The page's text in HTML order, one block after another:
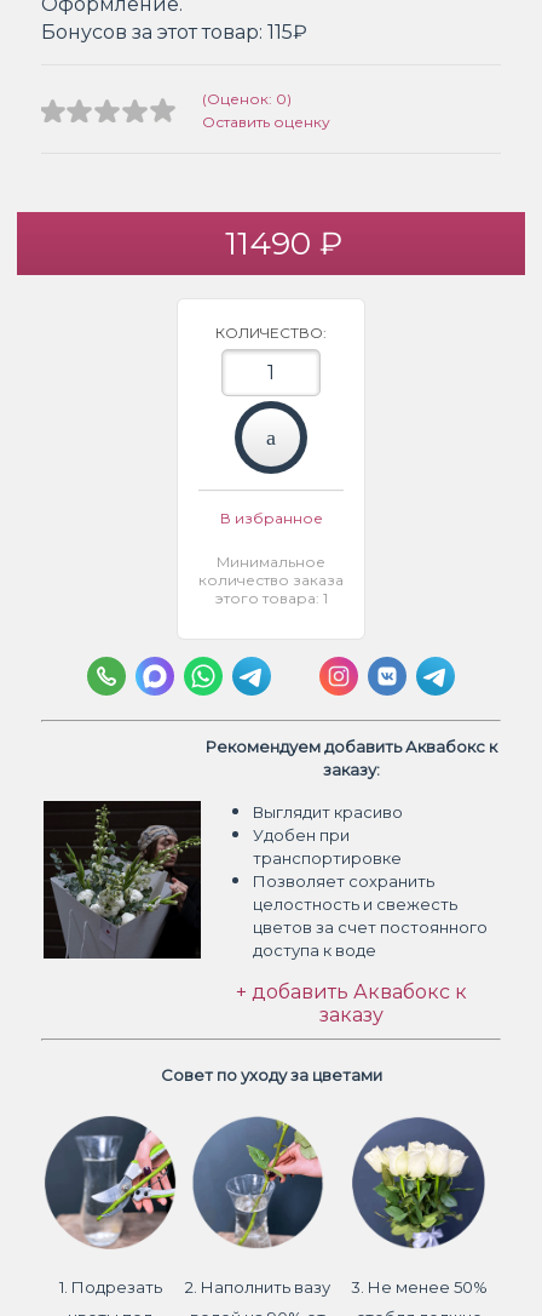
Бонусов за этот товар: 115₽
(Оценок: 0)
Оставить оценку
11490 ₽
КОЛИЧЕСТВО:
В избранное
Минимальное
количество заказа
этого товара: 1
Рекомендуем добавить Аквабокс к
заказу:
Выглядит красиво
Удобен при
транспортировке
Позволяет сохранить
целостность и свежесть
цветов за счет постоянного
доступа к воде
+ добавить Аквабокс к
заказу
Совет по уходу за цветами
1. Подрезать
2. Наполнить вазу
3. Не менее 50%